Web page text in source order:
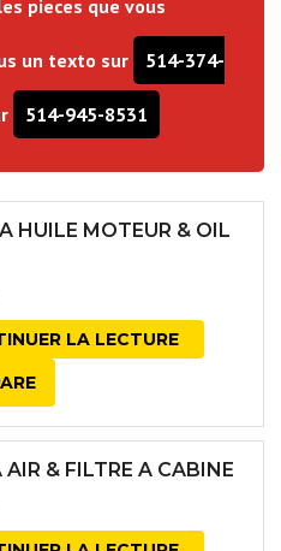
pieces que vous
un texto sur 514-374-
514-945-8531
HUILE MOTEUR & OIL
LA LECTURE
AIR & FILTRE A CABINE